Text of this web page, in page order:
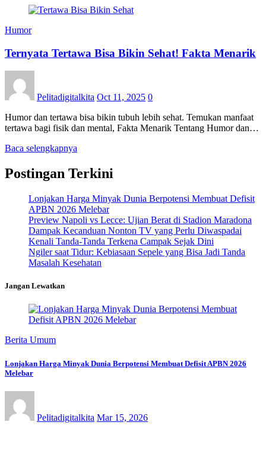
Humor
Ternyata Tertawa Bisa Bikin Sehat! Fakta Menarik
Pelitadigitalkita Oct 11, 2025 0
Humor dan tertawa bisa bikin tubuh lebih sehat. Temukan manfaat
tertawa bagi fisik dan mental, Fakta Menarik Tentang Humor dan…
Baca selengkapnya
Postingan Terkini
Lonjakan Harga Minyak Dunia Berpotensi Membuat Defisit
APBN 2026 Melebar
Preview Napoli vs Lecce: Ujian Berat di Stadion Maradona
Dampak Kecanduan Nonton TV yang Perlu Diwaspadai
Kenali Tanda-Tanda Terkena Campak Sejak Dini
Ngiler saat Tidur: Kebiasaan Sepele yang Bisa Jadi Tanda
Masalah Kesehatan
Jangan Lewatkan
Berita Umum
Lonjakan Harga Minyak Dunia Berpotensi Membuat Defisit APBN 2026
Melebar
Pelitadigitalkita Mar 15, 2026